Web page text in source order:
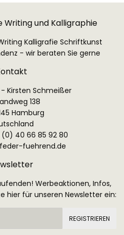
Writing und Kalligraphie
Kalligrafie Schriftkunst
- wir beraten Sie gerne
Kirsten Schmeißer
138
Hamburg
40 66 85 92 80
fuehrend.de
Werbeaktionen, Infos,
hier für unseren Newsletter ein:
REGISTRIEREN